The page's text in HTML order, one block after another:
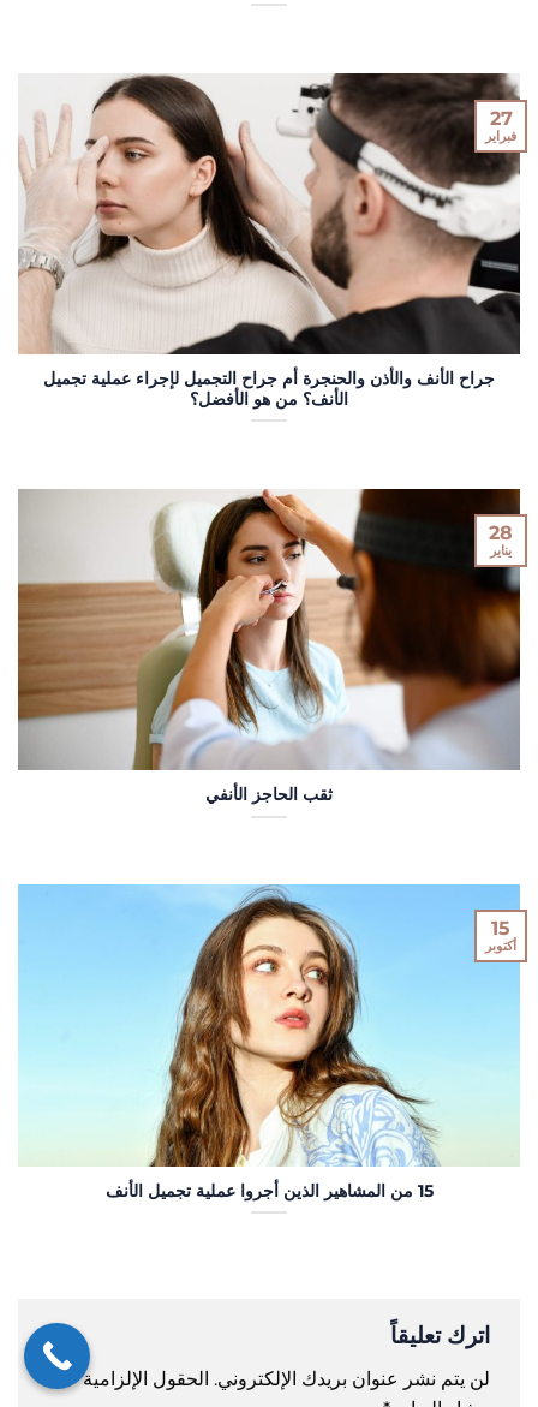
جراح الأنف والأذن والحنجرة أم جراح التجميل لإجراء عملية تجميل
الأنف؟ من هو الأفضل؟
27
فبراير
ثقب الحاجز الأنفي
28
يناير
15 من المشاهير الذين أجروا عملية تجميل الأنف
15
أكتوبر
اترك تعليقاً
لن يتم نشر عنوان بريدك الإلكتروني. الحقول الإلزامية